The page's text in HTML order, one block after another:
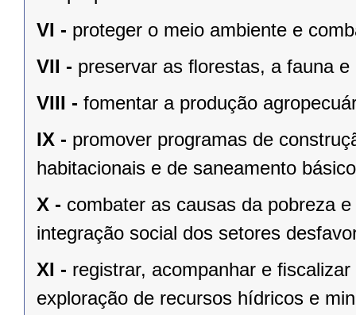
VI - proteger o meio ambiente e
VII - preservar as ﬂorestas, a fauna e
VIII - fomentar a produção
IX - promover programas de
habitacionais e de saneamento
X - combater as causas da pobreza
integração social dos setores
XI - registrar, acompanhar e
exploração de recursos hídricos e